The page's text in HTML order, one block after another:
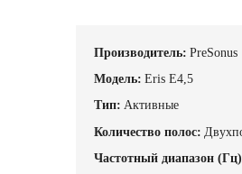
Производитель: PreSonus
Модель: Eris E4,5
Тип: Активные
Количество полос:
Частотный диапазон